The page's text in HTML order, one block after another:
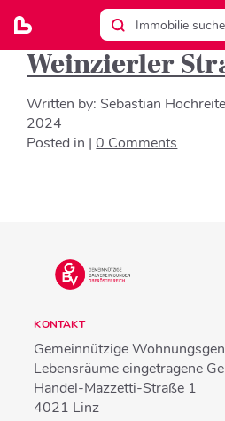
Weinzierler
Written by:Sebastian
2024
Posted in |0 Comments
KONTAKT
Gemeinnützige
Lebensräume eingetragene
Handel-Mazzetti-Straße 1
4021 Linz